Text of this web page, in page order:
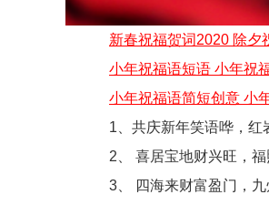
新春祝福贺词2020 除夕
小年祝福语短语 小年祝
小年祝福语简短创意 小
1、共庆新年笑语哗，红岩
2、 喜居宝地财兴旺，福
3、 四海来财富盈门，九